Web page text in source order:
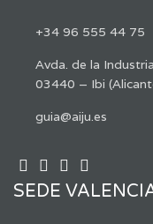
+34 96 555 44 75
Avda. de la
03440 – Ibi
guia@aiju.es
SEDE